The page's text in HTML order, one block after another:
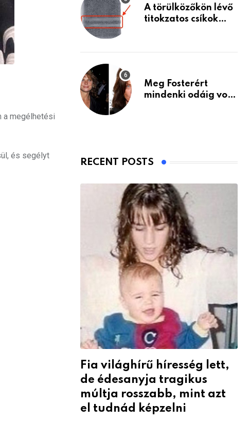
a megélhetési
és segélyt
A törülközőkön lévő
titokzatos csíkok
Meg Fosterért
mindenki odáig volt
RECENT POSTS
Fia világhírű híresség lett,
de édesanyja tragikus
múltja rosszabb, mint azt
el tudnád képzelni